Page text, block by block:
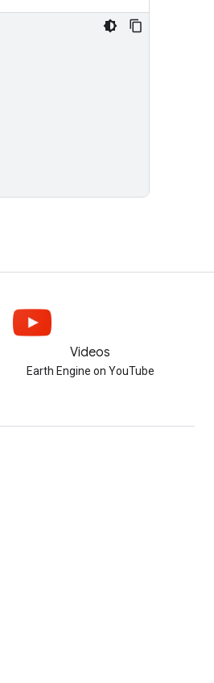
Videos
Earth Engine on YouTube